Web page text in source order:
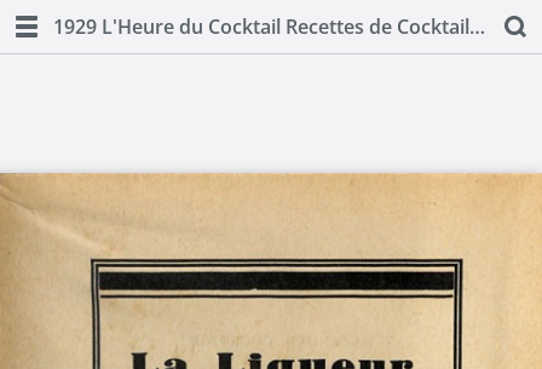
1929 L'Heure du Cocktail Recettes de Cocktails pour 1929 by MM Alimbau and Milhorat